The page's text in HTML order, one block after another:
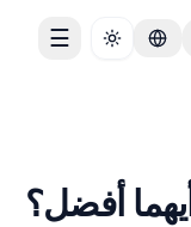
theme
☰
أيهما أفضل؟